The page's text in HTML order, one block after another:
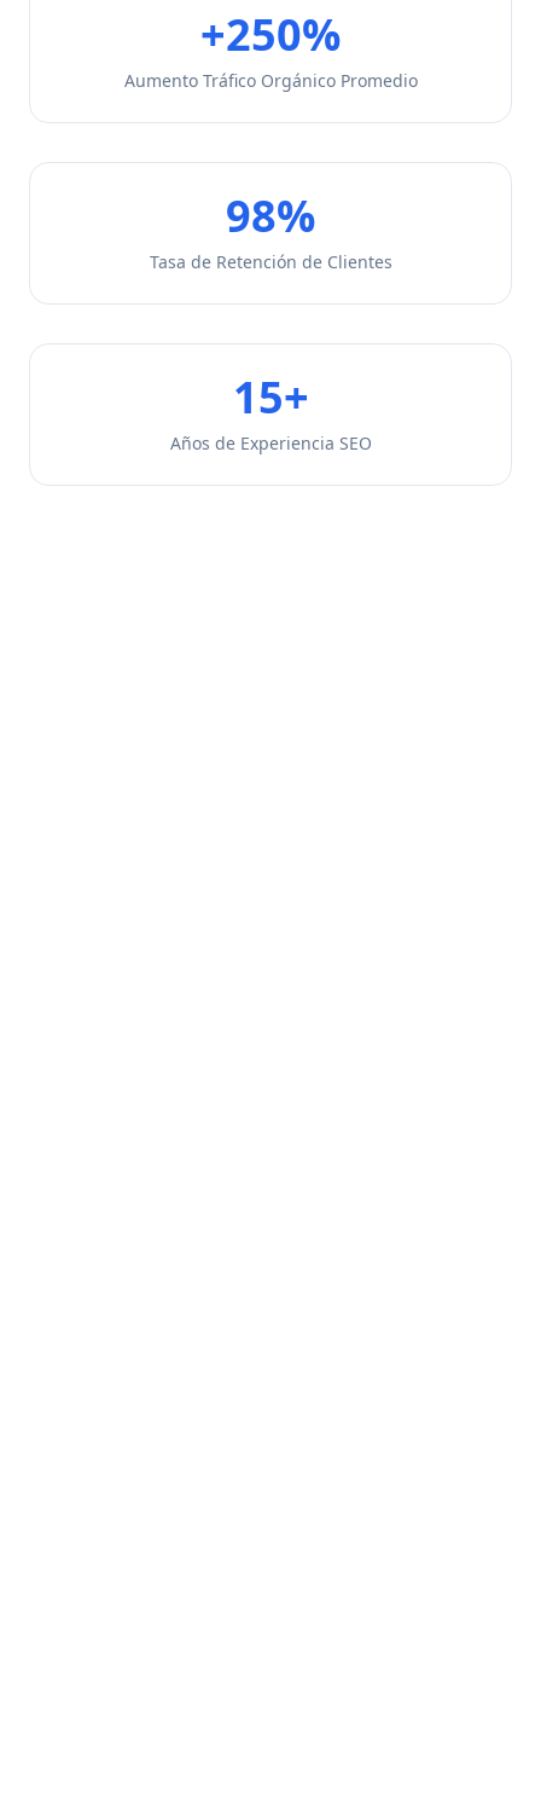
+250%
Aumento Tráfico Orgánico Promedio
98%
Tasa de Retención de Clientes
15+
Años de Experiencia SEO